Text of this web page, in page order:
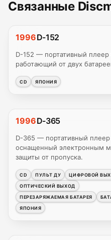
Связанные
1996D-152
D-152 — портативный плеер
работающий от двух
CD ЯПОНИЯ
1996D-365
D-365 — портативный плеер
оснащенный электронным
защиты от пропуска.
CD ПУЛЬТ ДУ
ЦИФРОВОЙ
ОПТИЧЕСКИЙ ВЫХОД
ПЕРЕЗАРЯЖАЕМАЯ БАТАРЕЯ
ЯПОНИЯ